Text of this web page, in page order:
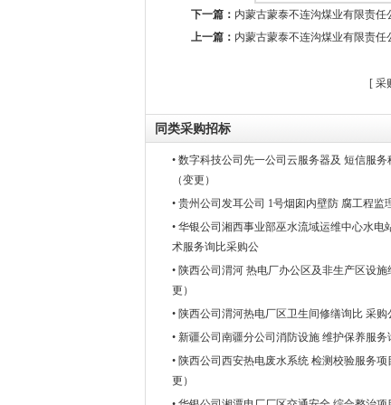
下一篇： 内蒙古蒙泰不连沟煤业有限责
上一篇： 内蒙古蒙泰不连沟煤业有限责任
[ 采
同类采购招标
• 数字科技公司先一公司云服务器及 短信服
（变更）
• 贵州公司发耳公司 1号烟囱内壁防 腐工程监
• 华银公司湘西事业部巫水流域运维中心水电
术服务询比采购公
• 陕西公司渭河 热电厂办公区及非生产区设
更）
• 陕西公司渭河热电厂区卫生间修缮询比 采购
• 新疆公司南疆分公司消防设施 维护保养服务
• 陕西公司西安热电废水系统 检测校验服务
更）